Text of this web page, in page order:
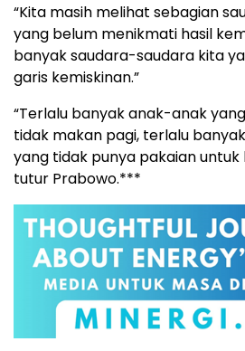
“Kita masih melihat sebagian
yang belum menikmati hasil
banyak saudara-saudara kita
garis kemiskinan.”
“Terlalu banyak anak-anak
tidak makan pagi, terlalu
yang tidak punya pakaian untuk
tutur Prabowo.***